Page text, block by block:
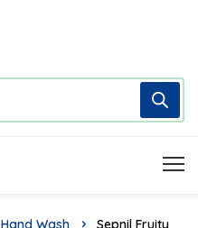
Hand Wash
Sepnil Fruity